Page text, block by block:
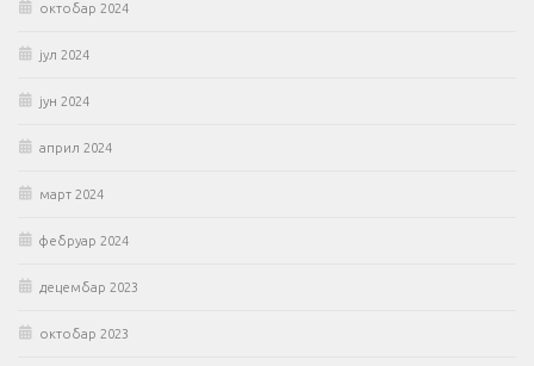
октобар 2024
јул 2024
јун 2024
април 2024
март 2024
фебруар 2024
децембар 2023
октобар 2023